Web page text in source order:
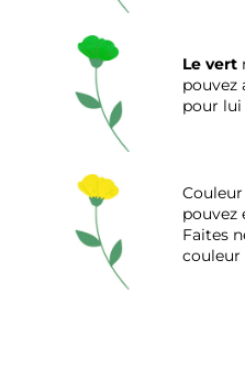
Le vert
pouvez
pour
pouvez
Faites
couleur